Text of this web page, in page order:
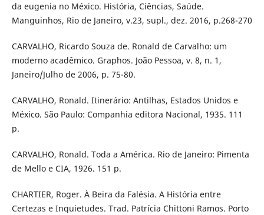
da eugenia no México. História, Ciências, Saúde.
Manguinhos, Rio de Janeiro, v.23, supl., dez. 2016, p.268-270
CARVALHO, Ricardo Souza de. Ronald de Carvalho: um
moderno acadêmico. Graphos. João Pessoa, v. 8, n. 1,
Janeiro/Julho de 2006, p. 75-80.
CARVALHO, Ronald. Itinerário: Antilhas, Estados Unidos e
México. São Paulo: Companhia editora Nacional, 1935. 111
p.
CARVALHO, Ronald. Toda a América. Rio de Janeiro: Pimenta
de Mello e CIA, 1926. 151 p.
CHARTIER, Roger. À Beira da Falésia. A História entre
Certezas e Inquietudes. Trad. Patrícia Chittoni Ramos. Porto